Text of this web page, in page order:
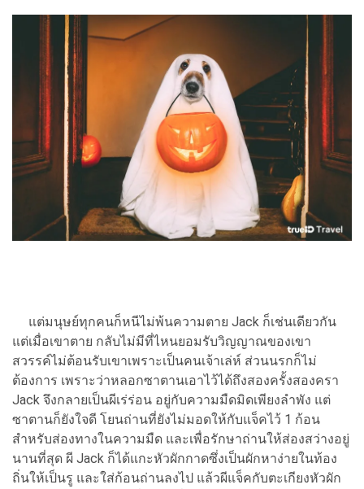
แต่มนุษย์ทุกคนก็หนีไม่พ้นความตาย Jack ก็เช่นเดียวกัน
แต่เมื่อเขาตาย กลับไม่มีที่ไหนยอมรับวิญญาณของเขา
สวรรค์ไม่ต้อนรับเขาเพราะเป็นคนเจ้าเล่ห์ ส่วนนรกก็ไม่
ต้องการ เพราะว่าหลอกซาตานเอาไว้ได้ถึงสองครั้งสองครา
Jack จึงกลายเป็นผีเร่ร่อน อยู่กับความมืดมิดเพียงลำพัง แต่
ซาตานก็ยังใจดี โยนถ่านที่ยังไม่มอดให้กับแจ็คไว้ 1 ก้อน
สำหรับส่องทางในความมืด และเพื่อรักษาถ่านให้ส่องสว่างอยู่
นานที่สุด ผี Jack ก็ได้แกะหัวผักกาดซึ่งเป็นผักหาง่ายในท้อง
ถิ่นให้เป็นรู และใส่ก้อนถ่านลงไป แล้วผีแจ็คกับตะเกียงหัวผัก